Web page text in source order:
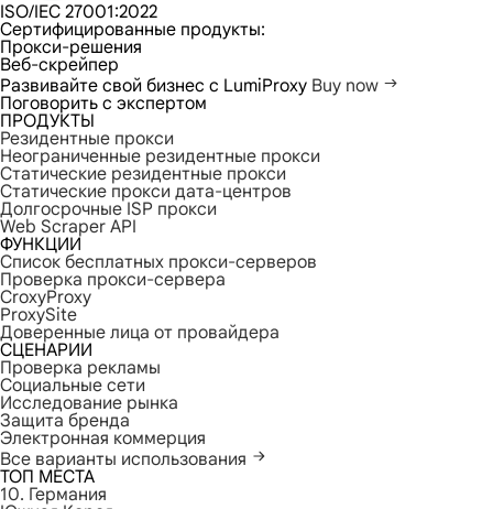
ISO/IEC 27001:2022
Сертифицированные продукты:
Прокси-решения
Веб-скрейпер
Развивайте свой бизнес с LumiProxy Buy now
Поговорить с экспертом
ПРОДУКТЫ
Резидентные прокси
Неограниченные резидентные прокси
Статические резидентные прокси
Статические прокси дата-центров
Долгосрочные ISP прокси
Web Scraper API
ФУНКЦИИ
Список бесплатных прокси-серверов
Проверка прокси-сервера
CroxyProxy
ProxySite
Доверенные лица от провайдера
СЦЕНАРИИ
Проверка рекламы
Социальные сети
Исследование рынка
Защита бренда
Электронная коммерция
Все варианты использования
ТОП МЕСТА
10. Германия